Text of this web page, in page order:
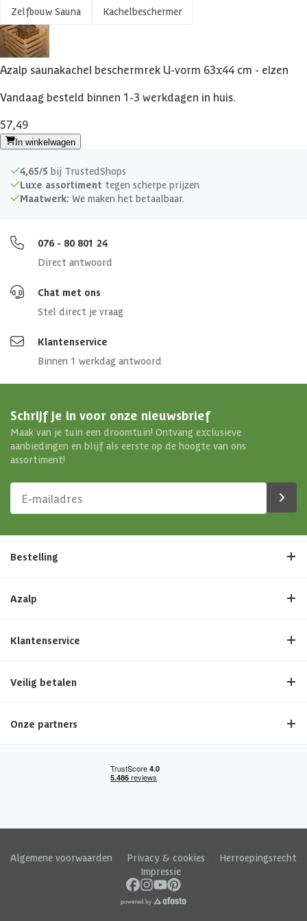
Zelfbouw Sauna Kachelbeschermer
Azalp saunakachel beschermrek U-vorm 63x44 cm - elzen
Vandaag besteld binnen 1-3 werkdagen in huis.
57,49
In winkelwagen
4,65/5 bij TrustedShops
Luxe assortiment tegen scherpe prijzen
Maatwerk: We maken het betaalbaar.
076 - 80 801 24
Direct antwoord
Chat met ons
Stel direct je vraag
Klantenservice
Binnen 1 werkdag antwoord
Schrijf je in voor onze nieuwsbrief
Maak van je tuin een droomtuin! Ontvang exclusieve
aanbiedingen en blijf als eerste op de hoogte van ons
assortiment!
Bestelling
Azalp
Klantenservice
Veilig betalen
Onze partners
Algemene voorwaarden Privacy & cookies
Herroepingsrecht
Impressie